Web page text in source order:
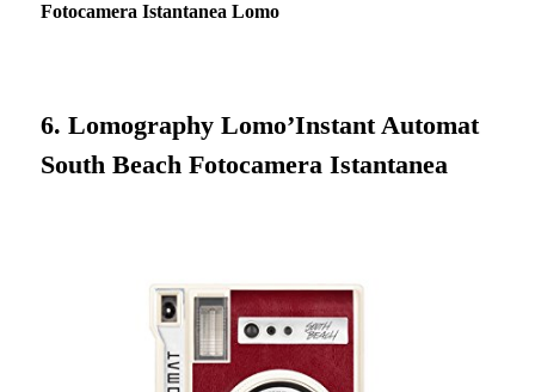
Fotocamera Istantanea Lomo
6. Lomography Lomo’Instant Automat
South Beach Fotocamera Istantanea